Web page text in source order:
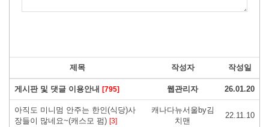
제목 작성자 작성일
게시판 및 댓글 이용안내 [795] 웹관리자 26.01.20
아직도 미니멈 안주는 한인(식당)사
장들이 많네요~(캐스모 펌) [3]
캐나다뉴서울by김
치맨
22.11.10